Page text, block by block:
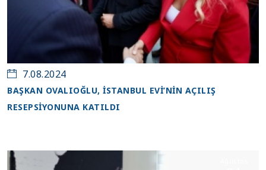
7.08.2024
BAŞKAN OVALIOĞLU, İSTANBUL EVİ’NİN AÇILIŞ
RESEPSİYONUNA KATILDI